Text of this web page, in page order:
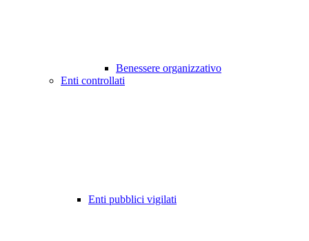
Benessere organizzativo
Enti controllati
Enti pubblici vigilati